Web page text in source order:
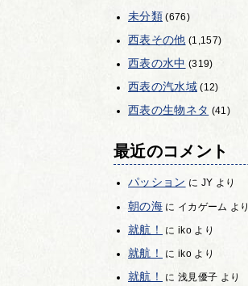
未分類(676)
西表その他 (1,157)
西表の水中 (319)
西表の汽水域(12)
西表の生物ネタ (41)
最近のコメント
パッション に JY より
朝の海に イカゲーム より
就航！ に ikoより
就航！ に ikoより
就航！ に 浅見優子 より